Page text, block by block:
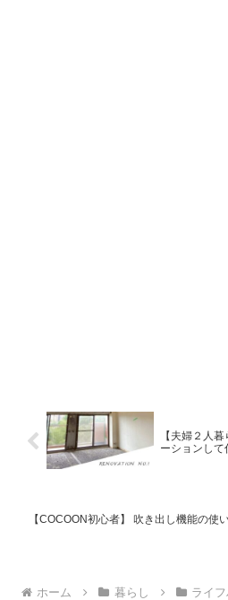
【夫婦２人
ーションして
【COCOON初心者】 吹き出し機能の使
ホーム 暮らし ライ